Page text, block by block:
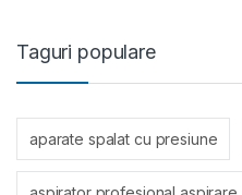
Taguri populare
aparate spalat cu presiune